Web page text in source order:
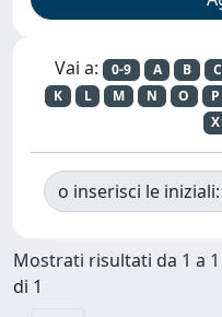
Vai a: 0-9 A B C
K
L M N O P
X
o inserisci le iniziali:
Mostrati risultati da 1 a 1
di 1